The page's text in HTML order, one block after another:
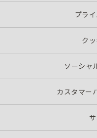
プラ
ク
ソーシャ
カスタマー